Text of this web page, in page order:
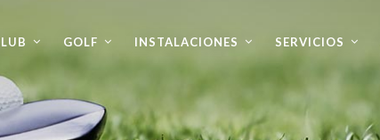
GOLF INSTALACIONES SERVICIOS